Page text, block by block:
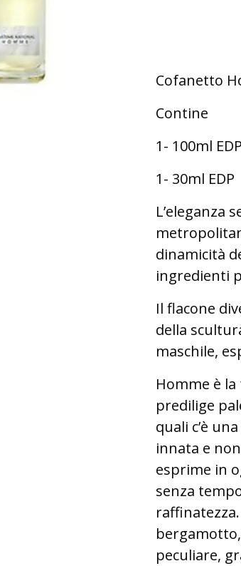
Cofanetto
Contine
1- 100ml EDP
1- 30ml EDP
L’eleganza
dinamicità
ingredienti
Il flacone
della
maschile,
Homme è
predilige
quali c’è
innata e
esprime in
senza
peculiare,